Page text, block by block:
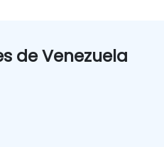
de Venezuela